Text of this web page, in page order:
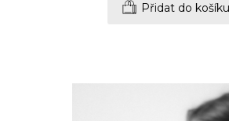
Přidat do košíku